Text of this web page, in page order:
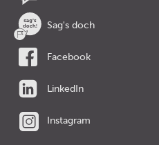
Sag's doch
Facebook
LinkedIn
Instagram